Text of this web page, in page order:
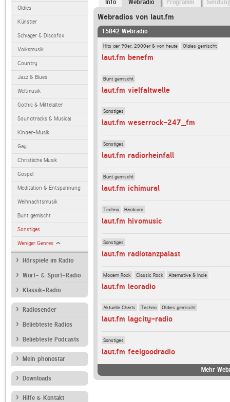
Oldies
Künstler
Schlager & Discofox
Volksmusik
Country
Jazz & Blues
Weltmusik
Gothic & Mittelalter
Soundtracks & Musical
Kinder-Musik
Gay
Christliche Musik
Gospel
Meditation & Entspannung
Weihnachtsmusik
Bunt gemischt
Sonstiges
Weniger Genres
Hörspiele im Radio
Wort- & Sport-Radio
Klassik-Radio
Radiosender
Beliebteste Radios
Beliebteste Podcasts
Mein phonostar
Downloads
Hilfe & Kontakt
Info Webradio Programm
Webradios von laut.fm
15842 Webradio
Hits der 90er, 2000er & von heute Oldies gemischt
laut.fm benefm
Bunt gemischt
laut.fm vielfaltwelle
Sonstiges
laut.fm weserrock-247_fm
Sonstiges
laut.fm radiorheinfall
Bunt gemischt
laut.fm ichimural
Techno Hardcore
laut.fm hivomusic
Sonstiges
laut.fm radiotanzpalast
Modern Rock Classic Rock Alternative & Indie
laut.fm leoradio
Aktuelle Charts Techno Oldies gemischt
laut.fm lagcity-radio
Sonstiges
laut.fm feelgoodradio
Mehr